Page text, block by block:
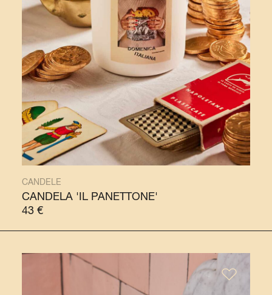
CANDELE
CANDELA 'IL PANETTONE'
43 €